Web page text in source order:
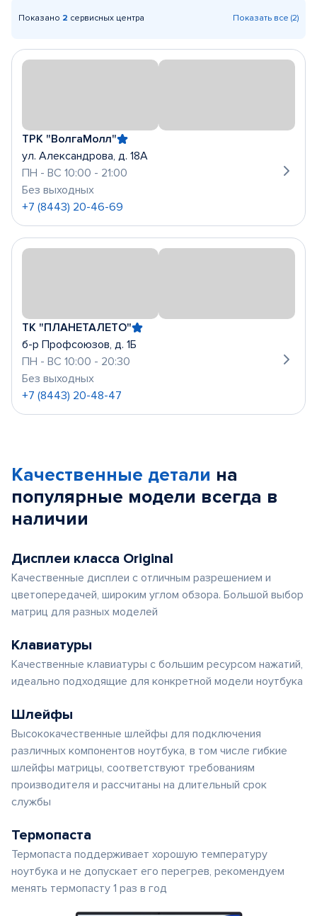
Показано 2 сервисных центра Показать все (2)
ТРК "ВолгаМолл"
ул. Александрова, д. 18А
ПН - ВС 10:00 - 21:00
Без выходных
+7 (8443) 20-46-69
ТК "ПЛАНЕТАЛЕТО"
б-р Профсоюзов, д. 1Б
ПН - ВС 10:00 - 20:30
Без выходных
+7 (8443) 20-48-47
Качественные детали на
популярные модели всегда в
наличии
Дисплеи класса Original
Качественные дисплеи с отличным разрешением и
цветопередачей, широким углом обзора. Большой выбор
матриц для разных моделей
Клавиатуры
Качественные клавиатуры с большим ресурсом нажатий,
идеально подходящие для конкретной модели ноутбука
Шлейфы
Высококачественные шлейфы для подключения
различных компонентов ноутбука, в том числе гибкие
шлейфы матрицы, соответствуют требованиям
производителя и рассчитаны на длительный срок
службы
Термопаста
Термопаста поддерживает хорошую температуру
ноутбука и не допускает его перегрев, рекомендуем
менять термопасту 1 раз в год